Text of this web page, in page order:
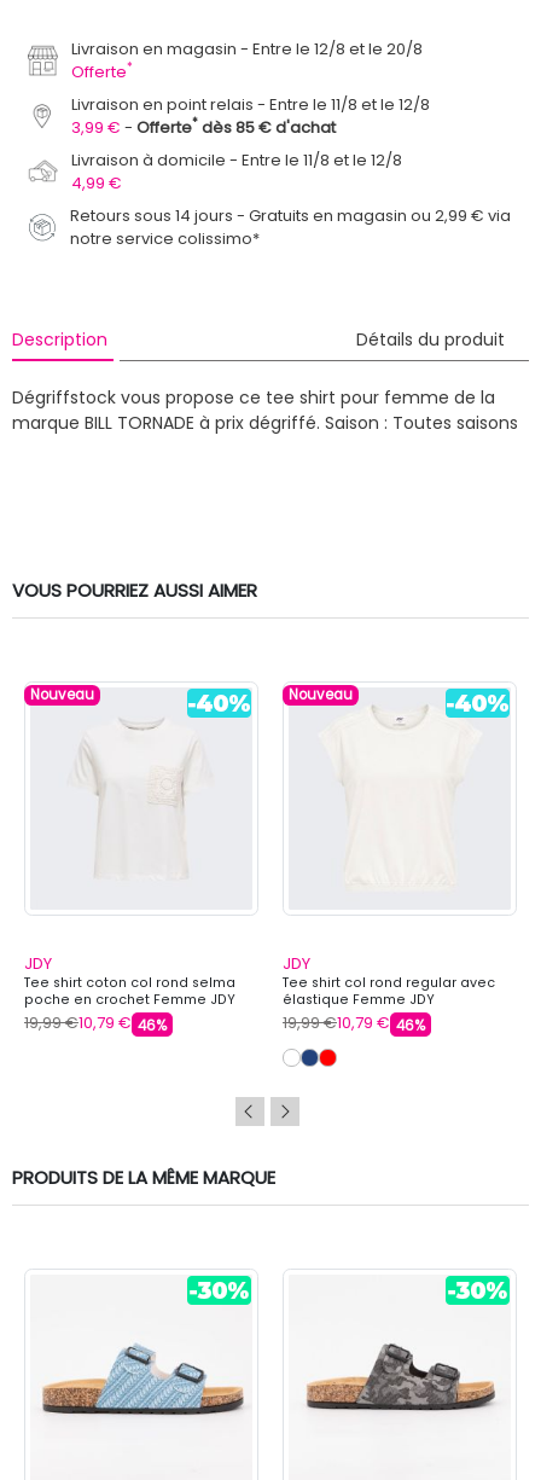
Livraison en magasin
Entre le 12/8 et le 20/8
Offerte*
Livraison en point relais
Entre le 11/8 et le 12/8
3,99 €
Offerte* dès 85 € d'achat
Livraison à domicile
Entre le 11/8 et le 12/8
4,99 €
Retours sous 14 jours - Gratuits en magasin ou 2,99 € via
notre service colissimo*
Description Détails du produit
Dégriffstock vous propose ce tee shirt pour femme de la
marque BILL TORNADE à prix dégriffé. Saison : Toutes saisons
VOUS POURRIEZ AUSSI AIMER
Nouveau
JDY
Tee shirt coton col rond selma
poche en crochet Femme JDY
19,99 €10,79 € 46%
Nouveau
JDY
Tee shirt col rond regular avec
élastique Femme JDY
19,99 €10,79 € 46%
PRODUITS DE LA MÊME MARQUE